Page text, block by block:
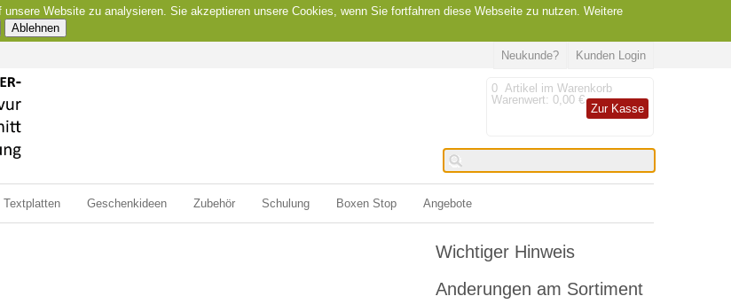
Website zu analysieren. Sie akzeptieren unsere Cookies, wenn Sie fortfahren diese Webseite zu nutzen. Weitere
Ablehnen
Kunden Login
Neukunde?
0 Artikel im Warenkorb
Warenwert: 0,00 €
Zur Kasse
Textplatten Geschenkideen Zubehör Schulung Boxen Stop Angebote
Wichtiger Hinweis
Anderungen am Sortiment